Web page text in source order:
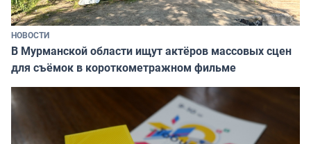
НОВОСТИ
В Мурманской области ищут актёров массовых сцен
для съёмок в короткометражном фильме